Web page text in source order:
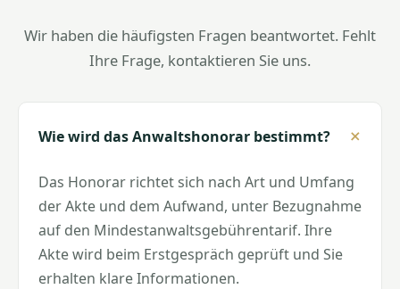
Wir haben die häufigsten Fragen beantwortet. Fehlt
Ihre Frage, kontaktieren Sie uns.
Wie wird das Anwaltshonorar bestimmt?
Das Honorar richtet sich nach Art und Umfang
der Akte und dem Aufwand, unter Bezugnahme
auf den Mindestanwaltsgebührentarif. Ihre
Akte wird beim Erstgespräch geprüft und Sie
erhalten klare Informationen.